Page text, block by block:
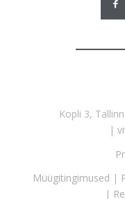
Kopli 3,
|
Müügitingimused |
|